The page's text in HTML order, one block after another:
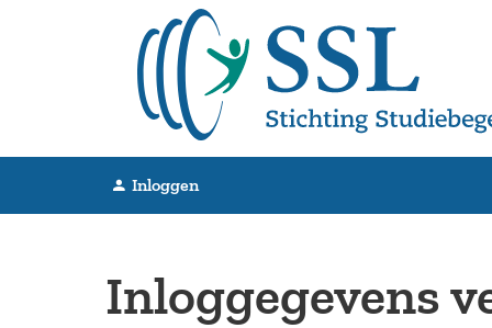
Inloggen
Inloggegevens